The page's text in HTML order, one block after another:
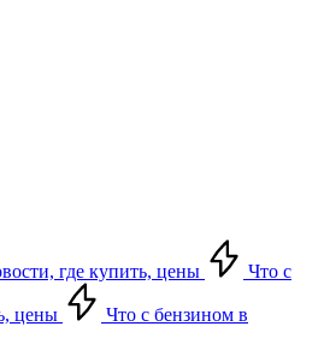
где купить, цены Что с
цены
Что с бензином в